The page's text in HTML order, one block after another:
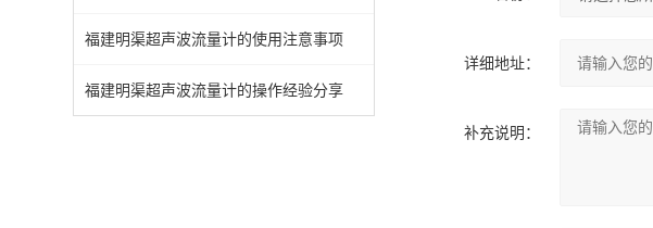
福建明渠超声波流量计的使用注意事项
福建明渠超声波流量计的操作经验分享
详细地址：
补充说明：